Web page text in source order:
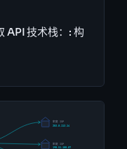
API 技术栈：: 构